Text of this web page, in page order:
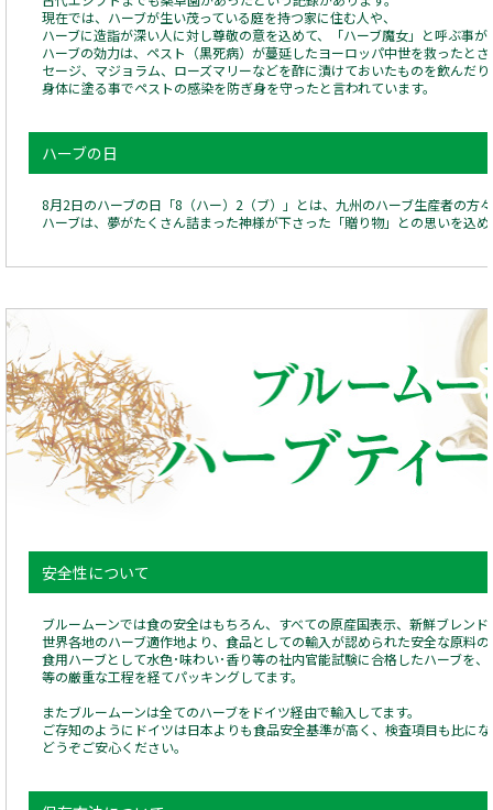
現在では、ハーブが生い茂っている庭を持つ家に住む人や、
ハーブに造詣が深い人に対し尊敬の意を込めて、「ハーブ魔女」と呼ぶ事が
ハーブの効力は、ペスト（黒死病）が蔓延したヨーロッパ中世を救ったと
セージ、マジョラム、ローズマリーなどを酢に漬けておいたものを飲んだり
身体に塗る事でペストの感染を防ぎ身を守ったと言われています。
ハーブの日
8月2日のハーブの日「8（ハー）2（ブ）」とは、九州のハーブ生産者の方
ハーブは、夢がたくさん詰まった神様が下さった「贈り物」との思いを込
安全性について
ブルームーンでは食の安全はもちろん、すべての原産国表示、新鮮ブレン
世界各地のハーブ適作地より、食品としての輸入が認められた安全な原料
食用ハーブとして水色･味わい･香り等の社内官能試験に合格したハーブを
等の厳重な工程を経てパッキングしてます。
またブルームーンは全てのハーブをドイツ経由で輸入してます。
ご存知のようにドイツは日本よりも食品安全基準が高く、検査項目も比に
どうぞご安心ください。